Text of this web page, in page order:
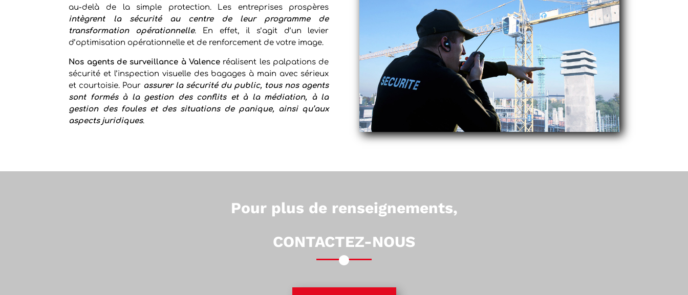
au-delà de la simple protection. Les entreprises prospères
intègrent la sécurité au centre de leur programme de
transformation opérationnelle. En effet, il s’agit d’un levier
d’optimisation opérationnelle et de renforcement de votre image.
Nos agents de surveillance à Valence réalisent les palpations de
sécurité et l’inspection visuelle des bagages à main avec sérieux
et courtoisie. Pour assurer la sécurité du public, tous nos agents
sont formés à la gestion des conflits et à la médiation, à la
gestion des foules et des situations de panique, ainsi qu’aux
aspects juridiques.
Pour plus de renseignements,
CONTACTEZ-NOUS